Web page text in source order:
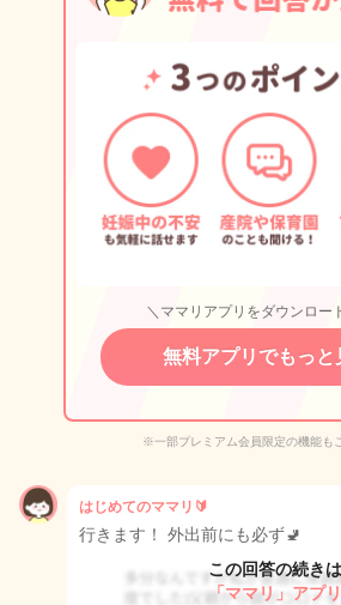
＼ママリアプリをダウンロー
無料アプリでもっと
※一部プレミアム会員限定の機能も
はじめてのママリ🔰
行きます！ 外出前にも必ず🚽
この回答の続きは
「ママリ」アプリ